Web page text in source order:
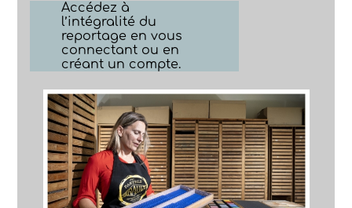
Accédez à
l’intégralité du
reportage en vous
connectant ou en
créant un compte.